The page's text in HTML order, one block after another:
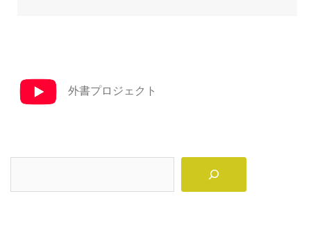
シ
ョ
外書プロジェクト